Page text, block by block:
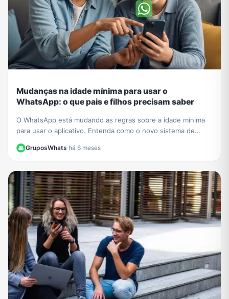
Mudanças na idade mínima para usar o
WhatsApp: o que pais e filhos precisam saber
O WhatsApp está mudando as regras sobre a idade mínima
para usar o aplicativo. Entenda como o novo sistema de
contas supervisionadas para crianças vai funcionar.
GruposWhats·há 6 meses